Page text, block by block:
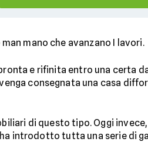
mano che avanzano I lavori.
e rifinita entro una certa
consegnata una casa
di questo tipo. Oggi invece,
ha introdotto tutta una serie di